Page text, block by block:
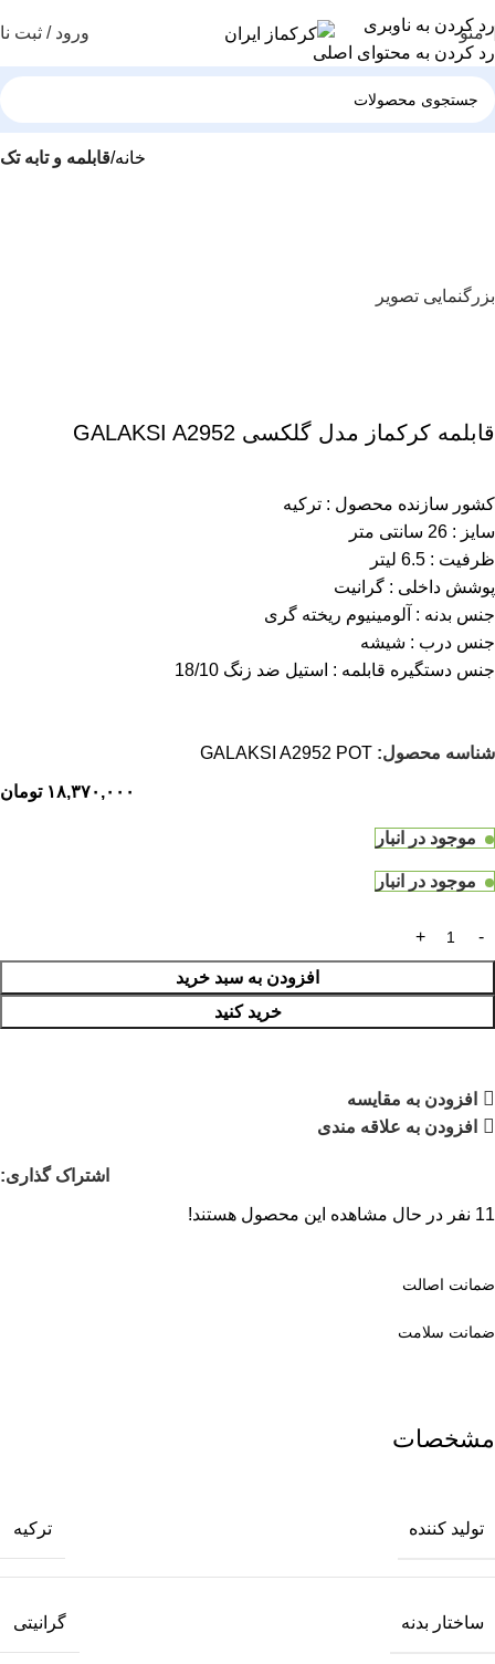
رد کردن به ناوبری
رد کردن به محتوای اصلی
منو ورود / ثبت
خانه قابلمه و تابه تک
بزرگنمایی تصویر
قابلمه کرکماز مدل گلکسی GALAKSI A2952
کشور سازنده محصول : ترکیه
سایز : 26 سانتی متر
ظرفیت : 6.5 لیتر
پوشش داخلی : گرانیت
جنس بدنه : آلومینیوم ریخته گری
جنس درب : شیشه
جنس دستگیره قابلمه : استیل ضد زنگ 18/10
شناسه محصول: GALAKSI A2952 POT
۱۸,۳۷۰,۰۰۰ تومان
موجود در انبار
موجود در انبار
افزودن به سبد خرید
خرید کنید
افزودن به مقایسه
افزودن به علاقه مندی
اشتراک گذاری:
11 نفر در حال مشاهده این محصول هستند!
ضمانت اصالت
ضمانت سلامت
مشخصات
تولید کننده ترکیه
ساختار بدنه گرانیتی